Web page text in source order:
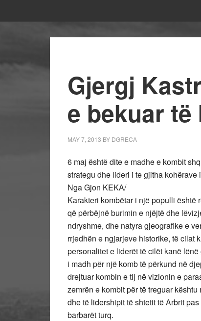
Gjergj
e bekuar
MAY 7, 2013 BY DGRECA
6 maj është dite e madhe e kombit
strategu dhe lideri i te gjitha
Nga Gjon KEKA/
Karakteri kombëtar i një populli
që përbëjnë burimin e njëjtë dhe
ndryshme, dhe natyra gjeografike e
rrjedhën e ngjarjeve historike, të cilat
personalitet e liderët të cilët kanë
i madh për një komb të përkund në
drejtuar kombin e tij në vizionin e
zemrën e kombit për të treguar
dhe të lidershipit të shtetit të Arbrit
barbarët turq.